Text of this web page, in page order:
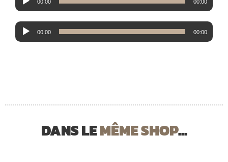
audio
00:00 00:00
Lecteur
audio
00:00 00:00
DANS LEMÊME SHOP...